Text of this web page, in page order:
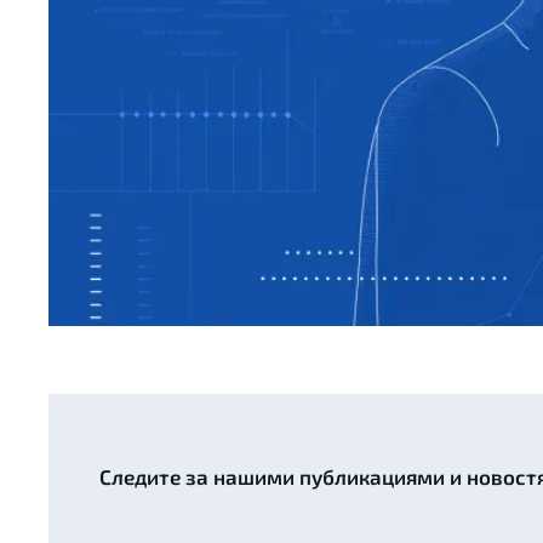
Следите за нашими публикациями и